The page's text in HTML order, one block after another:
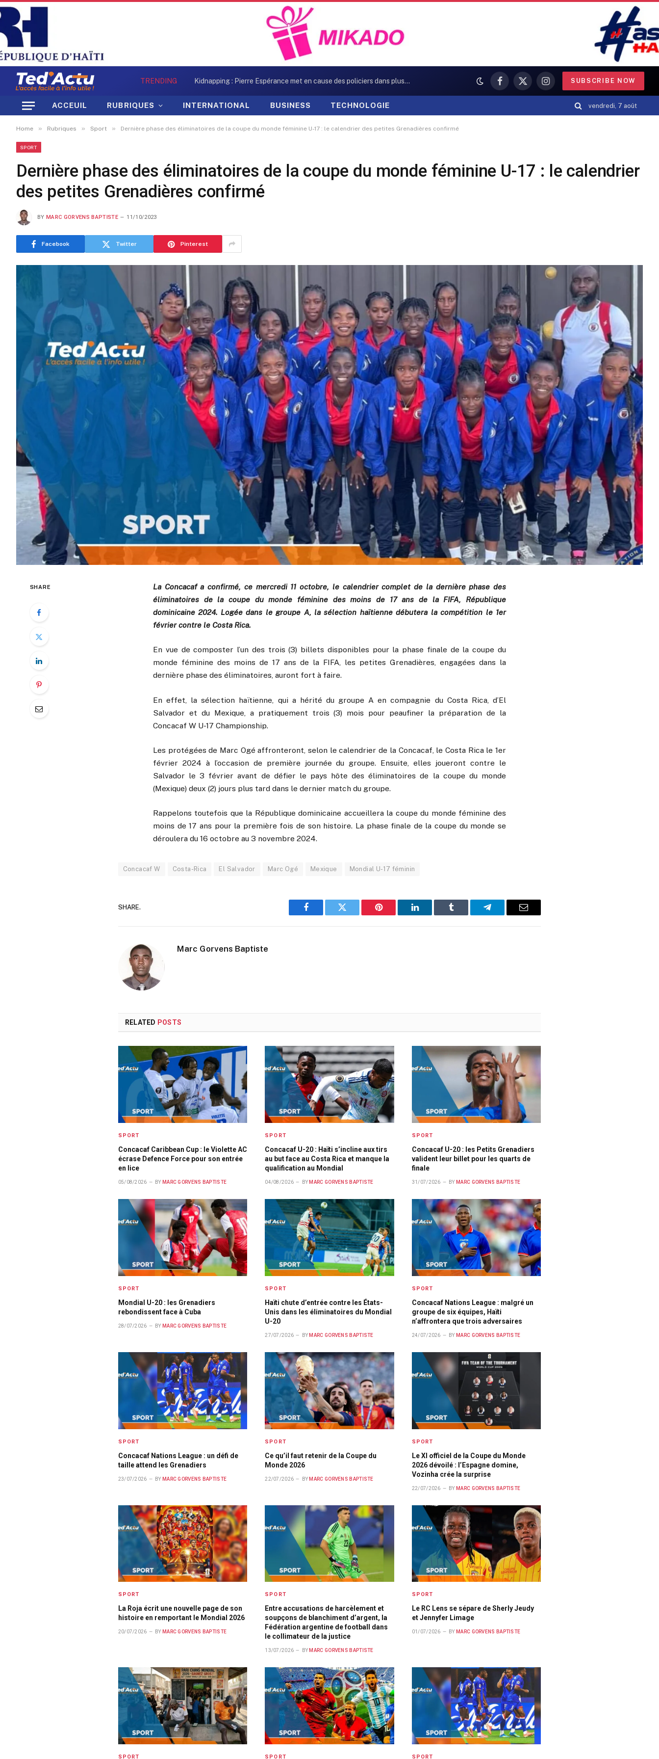
TRENDING Kidnapping : Pierre Espérance met en cause des policiers dans plusieurs enlèvements
Facebook
X
(Twitter)
Instagram
SUBSCRIBE NOW
ACCEUIL RUBRIQUES INTERNATIONAL BUSINESS TECHNOLOGIE vendredi, 7 août
Home » Rubriques » Sport » Dernière phase des éliminatoires de la coupe du monde féminine U-17 : le calendrier des petites Grenadières confirmé
SPORT
Dernière phase des éliminatoires de la coupe du monde féminine U-17 : le calendrier
des petites Grenadières confirmé
BY MARC GORVENS BAPTISTE 11/10/2023
Facebook Twitter Pinterest
SHARE
La Concacaf a confirmé, ce mercredi 11 octobre, le calendrier complet de la dernière phase des
éliminatoires de la coupe du monde féminine des moins de 17 ans de la FIFA, République
dominicaine 2024. Logée dans le groupe A, la sélection haïtienne débutera la compétition le 1er
février contre le Costa Rica.
En vue de composter l’un des trois (3) billets disponibles pour la phase finale de la coupe du
monde féminine des moins de 17 ans de la FIFA, les petites Grenadières, engagées dans la
dernière phase des éliminatoires, auront fort à faire.
En effet, la sélection haïtienne, qui a hérité du groupe A en compagnie du Costa Rica, d’El
Salvador et du Mexique, a pratiquement trois (3) mois pour peaufiner la préparation de la
Concacaf W U-17 Championship.
Les protégées de Marc Ogé affronteront, selon le calendrier de la Concacaf, le Costa Rica le 1er
février 2024 à l’occasion de première journée du groupe. Ensuite, elles joueront contre le
Salvador le 3 février avant de défier le pays hôte des éliminatoires de la coupe du monde
(Mexique) deux (2) jours plus tard dans le dernier match du groupe.
Rappelons toutefois que la République dominicaine accueillera la coupe du monde féminine des
moins de 17 ans pour la première fois de son histoire. La phase finale de la coupe du monde se
déroulera du 16 octobre au 3 novembre 2024.
Concacaf W Costa-Rica El Salvador Marc Ogé Mexique Mondial U-17 féminin
SHARE.
Facebook Twitter Pinterest LinkedIn Tumblr Telegram Email
Marc Gorvens Baptiste
RELATED POSTS
SPORT
Concacaf Caribbean Cup : le Violette AC
écrase Defence Force pour son entrée
en lice
05/08/2026 BY MARC GORVENS BAPTISTE
SPORT
Concacaf U-20 : Haïti s’incline aux tirs
au but face au Costa Rica et manque la
qualification au Mondial
04/08/2026 BY MARC GORVENS BAPTISTE
SPORT
Concacaf U-20 : les Petits Grenadiers
valident leur billet pour les quarts de
finale
31/07/2026 BY MARC GORVENS BAPTISTE
SPORT
Mondial U-20 : les Grenadiers
rebondissent face à Cuba
28/07/2026 BY MARC GORVENS BAPTISTE
SPORT
Haïti chute d’entrée contre les États-
Unis dans les éliminatoires du Mondial
U-20
27/07/2026 BY MARC GORVENS BAPTISTE
SPORT
Concacaf Nations League : malgré un
groupe de six équipes, Haïti
n’affrontera que trois adversaires
24/07/2026 BY MARC GORVENS BAPTISTE
SPORT
Concacaf Nations League : un défi de
taille attend les Grenadiers
23/07/2026 BY MARC GORVENS BAPTISTE
SPORT
Ce qu’il faut retenir de la Coupe du
Monde 2026
22/07/2026 BY MARC GORVENS BAPTISTE
SPORT
Le XI officiel de la Coupe du Monde
2026 dévoilé : l’Espagne domine,
Vozinha crée la surprise
22/07/2026 BY MARC GORVENS BAPTISTE
SPORT
La Roja écrit une nouvelle page de son
histoire en remportant le Mondial 2026
20/07/2026 BY MARC GORVENS BAPTISTE
SPORT
Entre accusations de harcèlement et
soupçons de blanchiment d’argent, la
Fédération argentine de football dans
le collimateur de la justice
13/07/2026 BY MARC GORVENS BAPTISTE
SPORT
Le RC Lens se sépare de Sherly Jeudy
et Jennyfer Limage
01/07/2026 BY MARC GORVENS BAPTISTE
SPORT SPORT SPORT